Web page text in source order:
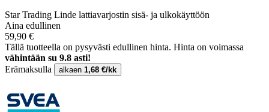
Star Trading Linde lattiavarjostin sisä- ja ulkokäyttöön
Aina edullinen
59,90 €
Tällä tuotteella on pysyvästi edullinen hinta. Hinta on voimassa
vähintään su 9.8 asti!
Erämaksulla
alkaen 1,68 €/kk